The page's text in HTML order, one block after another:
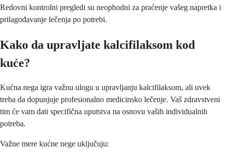
Redovni kontrolni pregledi su neophodni za praćenje vašeg napretka i
prilagođavanje lečenja po potrebi.
Kako da upravljate kalcifilaksom kod
kuće?
Kućna nega igra važnu ulogu u upravljanju kalcifilaksom, ali uvek
treba da dopunjuje profesionalno medicinsko lečenje. Vaš zdravstveni
tim će vam dati specifična uputstva na osnovu vaših individualnih
potreba.
Važne mere kućne nege uključuju: